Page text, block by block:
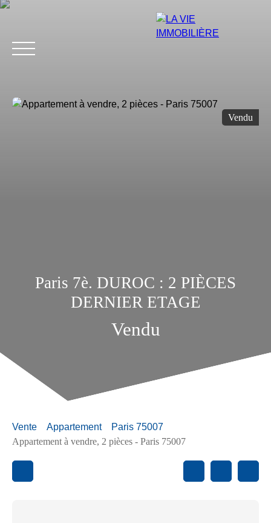
Vendu
Paris 7è. DUROC : 2 PIÈCES
DERNIER ETAGE
Vendu
Vente Appartement
Paris 75007
Appartement à vendre, 2 pièces - Paris 75007